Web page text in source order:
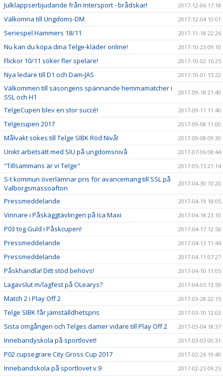
Julklappserbjudande från Intersport - brådskar! 2017-12-06 17:18
Välkomna till Ungdoms-DM 2017-12-04 10:01
Seriespel Hammers 18/11 2017-11-18 22:26
Nu kan du köpa dina Telge-kläder online! 2017-10-23 09:10
Flickor 10/11 söker fler spelare! 2017-10-02 16:25
Nya ledare till D1 och Dam-JAS 2017-10-01 13:22
Välkommen till säsongens spännande hemmamatcher i
SSL och H1
2017-09-18 21:40
TelgeCupen blev en stor succé! 2017-09-11 11:40
Telgecupen 2017 2017-09-08 11:00
Målvakt sökes till Telge SIBK Röd Nivå! 2017-09-08 09:30
Unikt arbetsätt med SIU på ungdomsnivå 2017-07-06 08:44
"Tillsammans är vi Telge" 2017-05-15 21:14
S-t kommun överlämnar pris för avancemang till SSL på
Valborgsmässoafton
2017-04-30 10:20
Pressmeddelande 2017-04-19 18:05
Vinnare i Påskäggtävlingen på Ica Maxi 2017-04-18 23:10
P03 tog Guld i Påskcupen! 2017-04-17 12:56
Pressmeddelande 2017-04-13 11:44
Pressmeddelande 2017-04-11 07:27
Påskhandla! Ditt stöd behövs! 2017-04-10 11:05
Lagavslut m/lagfest på OLearys? 2017-04-05 13:59
Match 2 i Play Off 2 2017-03-28 22:15
Telge SIBK får jämställdhetspris 2017-03-10 12:03
Sista omgången och Telges damer vidare till Play Off 2 2017-03-04 18:37
Innebandyskola på sportlovet! 2017-03-03 00:31
P02 cupsegrare City Gross Cup 2017 2017-02-26 19:40
Innebandskola på sportlovet v.9 2017-02-25 09:25